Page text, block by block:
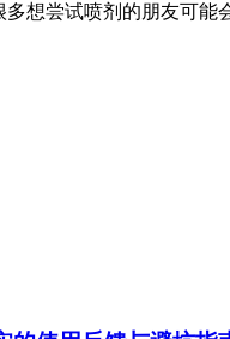
多想尝试喷剂的朋友可